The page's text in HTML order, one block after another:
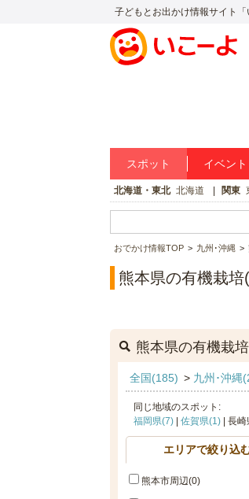
子どもとお出かけ情報サイト
スポット イベント
北海道・東北 北海道 関東
おでかけ情報TOP 九州･沖縄
熊本県の有機栽
熊本県の有機栽
全国(185) > 九州･沖縄
同じ地域のスポット:
福岡県(7)| 佐賀県(1)| 長崎
エリアで絞り込
熊本市周辺(0)